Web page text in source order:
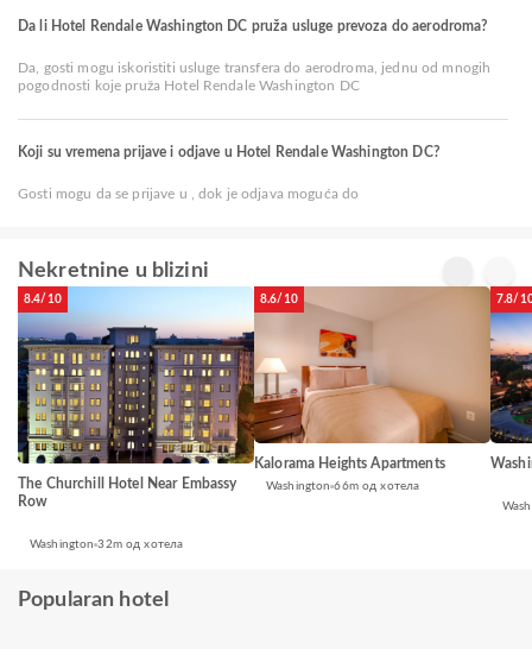
Da li Hotel Rendale Washington DC pruža usluge prevoza do aerodroma?
Da, gosti mogu iskoristiti usluge transfera do aerodroma, jednu od mnogih
pogodnosti koje pruža Hotel Rendale Washington DC
Koji su vremena prijave i odjave u Hotel Rendale Washington DC?
Gosti mogu da se prijave u , dok je odjava moguća do
Nekretnine u blizini
8.4/10
The Churchill Hotel Near Embassy
Row
Washington 32m од хотела
8.6/10
Kalorama Heights Apartments
Washington 66m од хотела
7.8/
Popularan hotel